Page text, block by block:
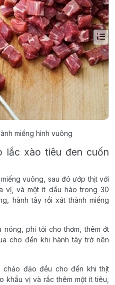
miếng hình vuông
lắc xào tiêu đen cuốn
vuông, sau đó ướp thịt với
vị, và một ít dầu hào trong 30
hành tây rồi xát thành miếng
nóng, phi tỏi cho thơm, thêm ớt
cho đến khi hành tây trở nên
chảo đảo đều cho đến khi thịt
khẩu vị và rắc thêm một ít tiêu,